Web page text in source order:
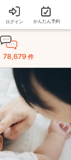
ログイン かんたん予約
78,679 件